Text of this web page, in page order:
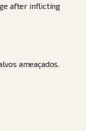
after inflicting
ameaçados.